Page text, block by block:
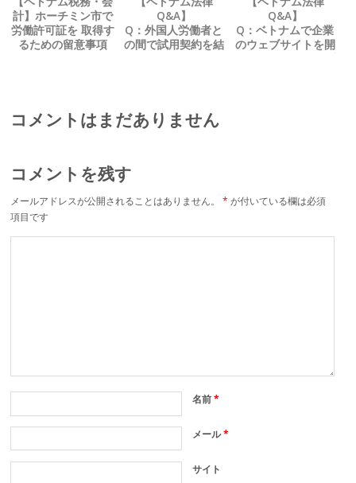
計】ホーチミン市で
労働許可証を 取得す
るための留意事項
Q&A】
Q：外国人労働者と
の間で試用契約を結
Q&A】
Q：ベトナムで企業
のウェブサイトを開
コメントはまだありません
コメントを残す
メールアドレスが公開されることはありません。 * が付いている欄は必須
項目です
名前*
メール*
サイト